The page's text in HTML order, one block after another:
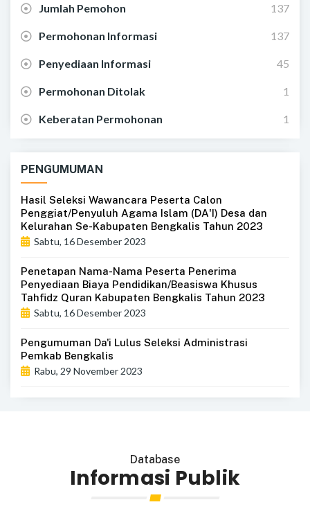
Jumlah Pemohon 137
Permohonan Informasi 137
Penyediaan Informasi 45
Permohonan Ditolak 1
Keberatan Permohonan 1
PENGUMUMAN
Hasil Seleksi Wawancara Peserta Calon
Penggiat/Penyuluh Agama Islam (DA'I) Desa dan
Kelurahan Se-Kabupaten Bengkalis Tahun 2023
Sabtu, 16 Desember 2023
Penetapan Nama-Nama Peserta Penerima
Penyediaan Biaya Pendidikan/Beasiswa Khusus
Tahfidz Quran Kabupaten Bengkalis Tahun 2023
Sabtu, 16 Desember 2023
Pengumuman Da'i Lulus Seleksi Administrasi
Pemkab Bengkalis
Rabu, 29 November 2023
Database
Informasi Publik